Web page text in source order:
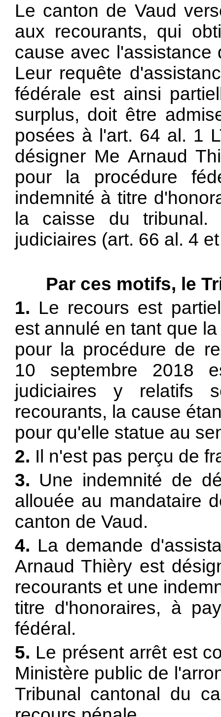
Le canton de Vaud
aux recourants, qui
cause avec l'assistance
Leur requête
fédérale est ainsi
surplus, doit être
posées à l'art. 64 al. 1
désigner Me Arnaud
pour la procédure
indemnité à titre
la caisse du
judiciaires (art. 66 al. 4
Par ces motifs, le
1. Le recours est
est annulé en tant que
pour la procédure de
10 septembre 2018
judiciaires y relatifs
recourants, la cause
pour qu'elle statue au
2. Il n'est pas perçu de
3. Une indemnité de
allouée au mandataire
canton de Vaud.
4. La demande
Arnaud Thièry est
recourants et une
titre d'honoraires, à
fédéral.
5. Le présent arrêt est
Ministère public de
Tribunal cantonal du